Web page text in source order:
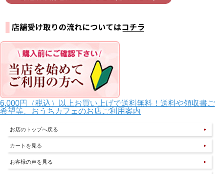
6,000円（税込）以上お買い上げで送料無料！送料や領収書ご
希望等、おうちカフェのお店ご利用案内
お店のトップへ戻る
カートを見る
お客様の声を見る